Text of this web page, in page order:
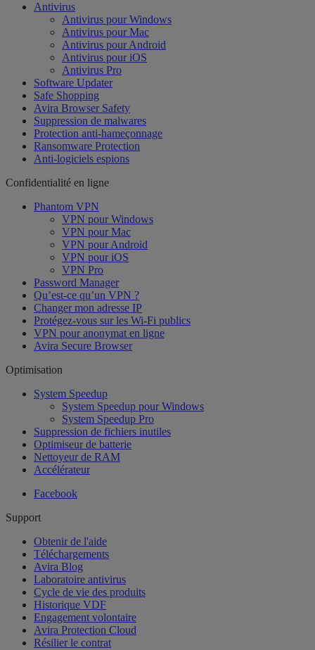
Antivirus
Antivirus pour Windows
Antivirus pour Mac
Antivirus pour Android
Antivirus pour iOS
Antivirus Pro
Software Updater
Safe Shopping
Avira Browser Safety
Suppression de malwares
Protection anti-hameçonnage
Ransomware Protection
Anti-logiciels espions
Confidentialité en ligne
Phantom VPN
VPN pour Windows
VPN pour Mac
VPN pour Android
VPN pour iOS
VPN Pro
Password Manager
Qu’est-ce qu’un VPN ?
Changer mon adresse IP
Protégez-vous sur les Wi-Fi publics
VPN pour anonymat en ligne
Avira Secure Browser
Optimisation
System Speedup
System Speedup pour Windows
System Speedup Pro
Suppression de fichiers inutiles
Optimiseur de batterie
Nettoyeur de RAM
Accélérateur
Facebook
Support
Obtenir de l'aide
Téléchargements
Avira Blog
Laboratoire antivirus
Cycle de vie des produits
Historique VDF
Engagement volontaire
Avira Protection Cloud
Résilier le contrat